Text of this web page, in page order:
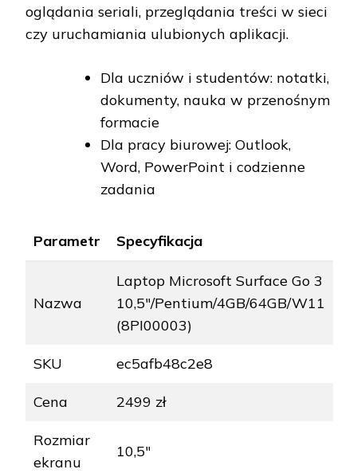
oglądania seriali, przeglądania treści w sieci
czy uruchamiania ulubionych aplikacji.
Dla uczniów i studentów: notatki,
dokumenty, nauka w przenośnym
formacie
Dla pracy biurowej: Outlook,
Word, PowerPoint i codzienne
zadania
Parametr Specyfikacja
Nazwa
Laptop Microsoft Surface Go 3
10,5"/Pentium/4GB/64GB/W11
(8PI00003)
SKU ec5afb48c2e8
Cena 2499 zł
Rozmiar
ekranu
10,5"